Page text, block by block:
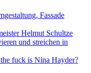
Fassade
Helmut Schultze
und streichen in
fuck is Nina Hayder?